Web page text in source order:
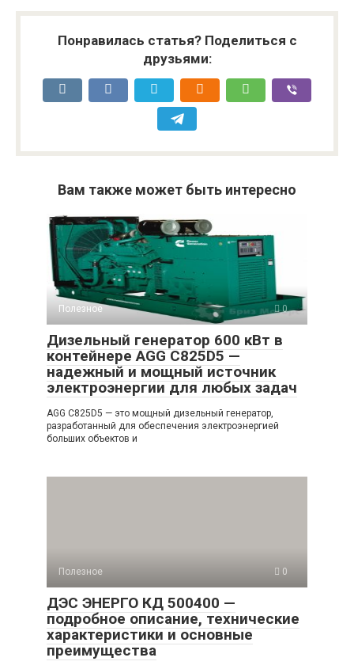
Понравилась статья? Поделиться с
друзьями:
Вам также может быть интересно
Полезное 0
Дизельный генератор 600 кВт в
контейнере AGG C825D5 —
надежный и мощный источник
электроэнергии для любых задач
AGG C825D5 — это мощный дизельный генератор,
разработанный для обеспечения электроэнергией
больших объектов и
Полезное 0
ДЭС ЭНЕРГО КД 500400 —
подробное описание, технические
характеристики и основные
преимущества